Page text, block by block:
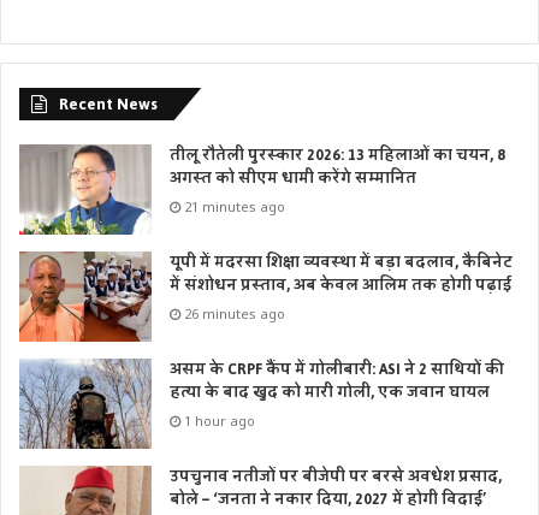
Recent News
तीलू रौतेली पुरस्कार 2026: 13 महिलाओं का चयन, 8
अगस्त को सीएम धामी करेंगे सम्मानित
21 minutes ago
यूपी में मदरसा शिक्षा व्यवस्था में बड़ा बदलाव, कैबिनेट
में संशोधन प्रस्ताव, अब केवल आलिम तक होगी पढ़ाई
26 minutes ago
असम के CRPF कैंप में गोलीबारी: ASI ने 2 साथियों की
हत्या के बाद खुद को मारी गोली, एक जवान घायल
1 hour ago
उपचुनाव नतीजों पर बीजेपी पर बरसे अवधेश प्रसाद,
बोले – ‘जनता ने नकार दिया, 2027 में होगी विदाई’